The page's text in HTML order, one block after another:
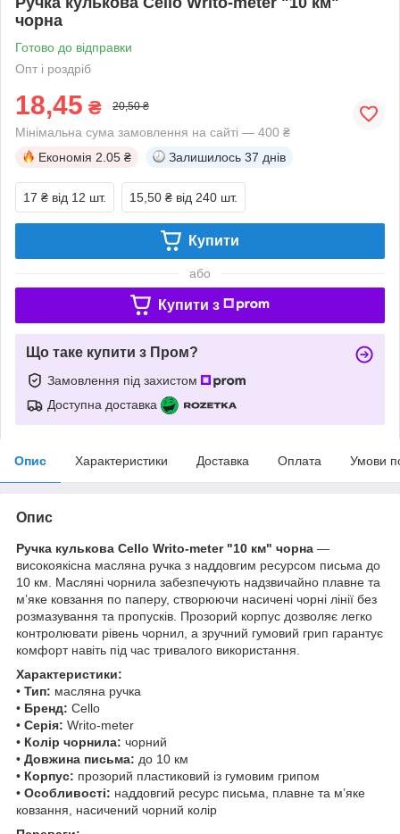
чорна
Готово до відправки
Опт і роздріб
18,45 ₴ 20,50 ₴
Мінімальна сума замовлення на сайті — 400 ₴
Економія 2.05 ₴ Залишилось 37 днів
17 ₴ від 12 шт. 15,50 ₴ від 240 шт.
Купити
або
Купити з
Що таке купити з Пром?
Замовлення під захистом
Доступна доставка
Опис Характеристики Доставка Оплата Умови
Опис
Ручка кулькова Cello Writo-meter "10 км" чорна —
високоякісна масляна ручка з наддовгим ресурсом письма до
10 км. Масляні чорнила забезпечують надзвичайно плавне та
м’яке ковзання по паперу, створюючи насичені чорні лінії без
розмазування та пропусків. Прозорий корпус дозволяє легко
контролювати рівень чорнил, а зручний гумовий грип гарантує
комфорт навіть під час тривалого використання.
Характеристики:
• Тип: масляна ручка
• Бренд: Cello
• Серія: Writo-meter
• Колір чорнила: чорний
• Довжина письма: до 10 км
• Корпус: прозорий пластиковий із гумовим грипом
• Особливості: наддовгий ресурс письма, плавне та м’яке
ковзання, насичений чорний колір